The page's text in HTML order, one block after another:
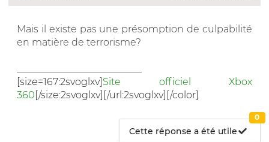
Mais il existe pas une présomption de culpabilité
en matière de terrorisme?
[size=167:2svoglxv]Site officiel Xbox
360[/size:2svoglxv][/url:2svoglxv][/color]
Cette réponse a été utile
0